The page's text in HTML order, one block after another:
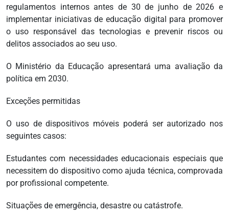
regulamentos internos antes de 30 de junho de 2026 e
implementar iniciativas de educação digital para promover
o uso responsável das tecnologias e prevenir riscos ou
delitos associados ao seu uso.
O Ministério da Educação apresentará uma avaliação da
política em 2030.
Exceções permitidas
O uso de dispositivos móveis poderá ser autorizado nos
seguintes casos:
Estudantes com necessidades educacionais especiais que
necessitem do dispositivo como ajuda técnica, comprovada
por profissional competente.
Situações de emergência, desastre ou catástrofe.